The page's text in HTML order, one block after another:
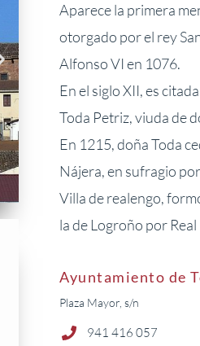
Aparece la primera
otorgado por el rey
Alfonso VI en 1076.
En el siglo XII, es
Toda Petriz, viuda de
En 1215, doña Toda
Nájera, en sufragio
Villa de realengo,
la de Logroño por
Ayuntamiento de
Plaza Mayor, s/n
941 416 057